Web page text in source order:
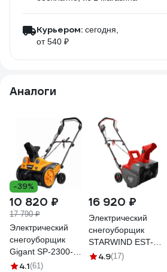
Курьером: сегодня,
от 540 ₽
Аналоги
-39%
10 820 ₽
17 790 ₽
Электрический
снегоуборщик
Gigant SP-2300-
460ES
4.1(61)
16 920 ₽
Электрический
снегоуборщик
STARWIND EST-
2000 2 кВт 1794440
4.9(17)